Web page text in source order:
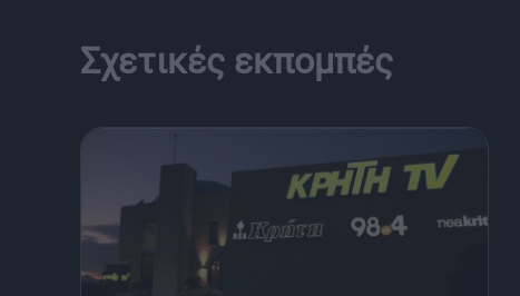
Σχετικές εκπομπές